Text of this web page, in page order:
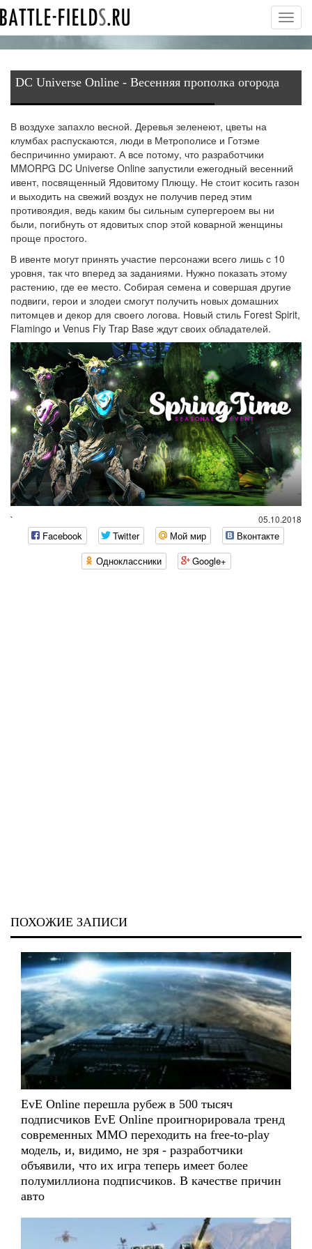
DC Universe Online - Весенняя прополка огорода
В воздухе запахло весной. Деревья зеленеют, цветы на
клумбах распускаются, люди в Метрополисе и Готэме
беспричинно умирают. А все потому, что разработчики
MMORPG DC Universe Online запустили ежегодный весенний
ивент, посвященный Ядовитому Плющу. Не стоит косить газон
и выходить на свежий воздух не получив перед этим
противоядия, ведь каким бы сильным супергероем вы ни
были, погибнуть от ядовитых спор этой коварной женщины
проще простого.
В ивенте могут принять участие персонажи всего лишь с 10
уровня, так что вперед за заданиями. Нужно показать этому
растению, где ее место. Собирая семена и совершая другие
подвиги, герои и злодеи смогут получить новых домашних
питомцев и декор для своего логова. Новый стиль Forest Spirit,
Flamingo и Venus Fly Trap Base ждут своих обладателей.
05.10.2018
`
Facebook Twitter Мой мир
Вконтакте
Одноклассники
Google+
ПОХОЖИЕ ЗАПИСИ
EvE Online перешла рубеж в 500 тысяч
подписчиков EvE Online проигнорировала тренд
современных ММО переходить на free-to-play
модель, и, видимо, не зря - разработчики
объявили, что их игра теперь имеет более
полумиллиона подписчиков. В качестве причин
авто